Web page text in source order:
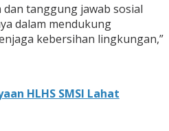
tanggung jawab sosial
dalam mendukung
kebersihan lingkungan,”
HLHS SMSI Lahat